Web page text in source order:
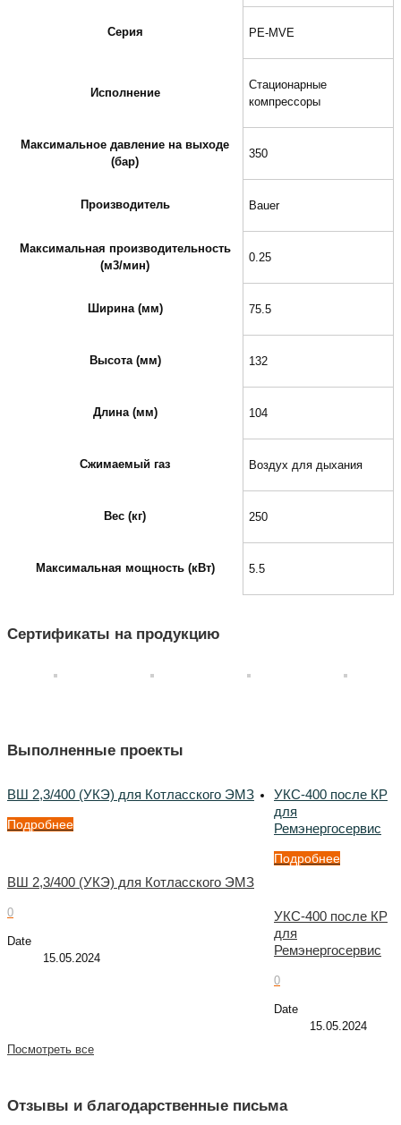
Серия PE-MVE
Исполнение
Стационарные
компрессоры
Максимальное давление на выходе
(бар)
350
Производитель Bauer
Максимальная производительность
(м3/мин)
0.25
Ширина (мм) 75.5
Высота (мм) 132
Длина (мм) 104
Сжимаемый газ Воздух для дыхания
Вес (кг) 250
Максимальная мощность (кВт) 5.5
Сертификаты на продукцию
Выполненные проекты
ВШ 2,3/400 (УКЭ) для Котласского ЭМЗ
Подробнее
ВШ 2,3/400 (УКЭ) для Котласского ЭМЗ
0
Date
15.05.2024
УКС-400 после КР
для
Ремэнергосервис
Подробнее
УКС-400 после КР
для
Ремэнергосервис
0
Date
15.05.2024
Посмотреть все
Отзывы и благодарственные письма